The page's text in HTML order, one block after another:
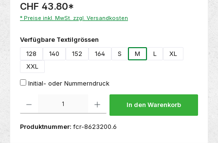
CHF 43.80*
* Preise inkl. MwSt. zzgl. Versandkosten
Verfügbare Textilgrössen
128
140 152 164 S M L
XL
XXL
Initial- oder Nummerndruck
Produkt Anzahl: Gib den gewünschten Wert ein oder benutze die Schaltflächen um
In den Warenkorb
Produktnummer: fcr-8623200.6